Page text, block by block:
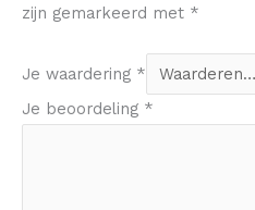
zijn gemarkeerd met *
Je waardering *
Je beoordeling *